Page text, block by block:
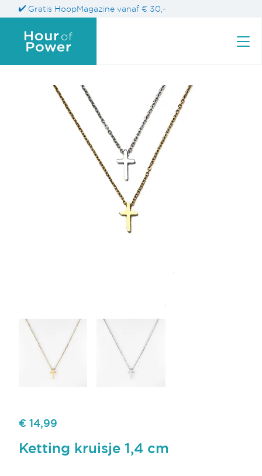
Gratis HoopMagazine vanaf € 30,-
€ 14,99
Ketting kruisje 1,4 cm